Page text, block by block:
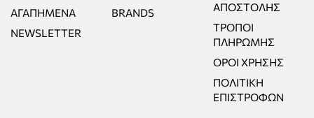
ΑΓΑΠΗΜΈΝΑ
NEWSLETTER
BRANDS
ΑΠΟΣΤΟΛΉΣ
ΤΡΌΠΟΙ
ΠΛΗΡΩΜΉΣ
ΌΡΟΙ ΧΡΉΣΗΣ
ΠΟΛΙΤΙΚΉ
ΕΠΙΣΤΡΟΦΏΝ